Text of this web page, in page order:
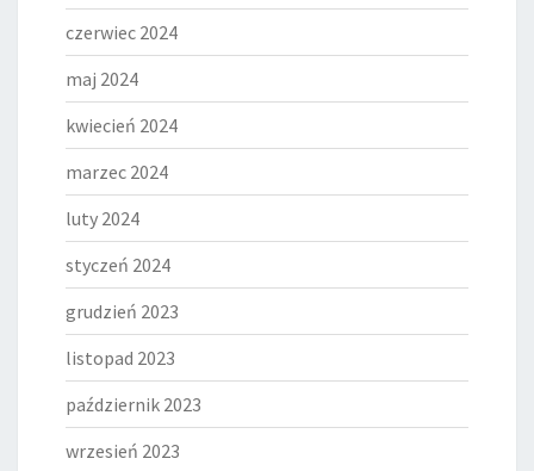
czerwiec 2024
maj 2024
kwiecień 2024
marzec 2024
luty 2024
styczeń 2024
grudzień 2023
listopad 2023
październik 2023
wrzesień 2023